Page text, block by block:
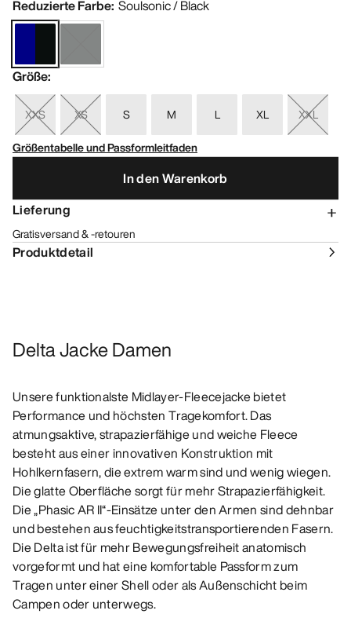
Reduzierte Farbe: Soulsonic / Black
Größe:
XXS XS S M L XL
XXL
Größentabelle und Passformleitfaden
In den Warenkorb
Lieferung
Gratisversand & -retouren
Produktdetail
Delta Jacke Damen
Unsere funktionalste Midlayer-Fleecejacke bietet
Performance und höchsten Tragekomfort. Das
atmungsaktive, strapazierfähige und weiche Fleece
besteht aus einer innovativen Konstruktion mit
Hohlkernfasern, die extrem warm sind und wenig wiegen.
Die glatte Oberfläche sorgt für mehr Strapazierfähigkeit.
Die „Phasic AR II“-Einsätze unter den Armen sind dehnbar
und bestehen aus feuchtigkeitstransportierenden Fasern.
Die Delta ist für mehr Bewegungsfreiheit anatomisch
vorgeformt und hat eine komfortable Passform zum
Tragen unter einer Shell oder als Außenschicht beim
Campen oder unterwegs.